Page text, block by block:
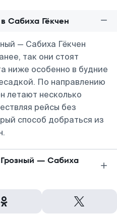
Сабиха Гёкчен
— Сабиха Гёкчен
так они стоят
ниже особенно в будние
По направлению
летают несколько
рейсы без
способ добраться из
— Сабиха